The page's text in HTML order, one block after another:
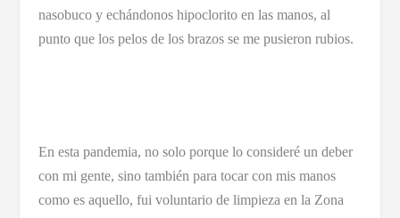
nasobuco y echándonos hipoclorito en las manos, al
punto que los pelos de los brazos se me pusieron rubios.
En esta pandemia, no solo porque lo consideré un deber
con mi gente, sino también para tocar con mis manos
como es aquello, fui voluntario de limpieza en la Zona